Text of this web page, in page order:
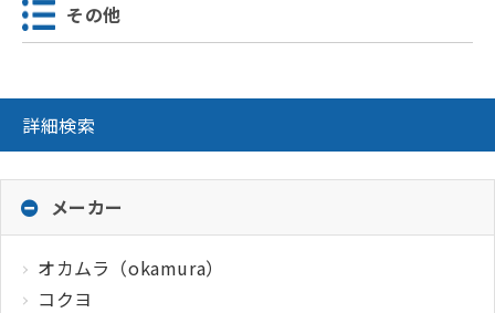
その他
詳細検索
メーカー
オカムラ（okamura）
コクヨ